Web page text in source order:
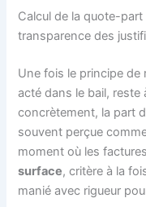
Calcul de la quote-
transparence des
Une fois le principe de
acté dans le bail, reste
concrètement, la part
souvent perçue
moment où les
surface, critère à la
manié avec rigueur